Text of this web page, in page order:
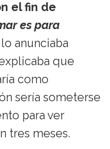
el fin de
es para
anunciaba
que
como
sería someterse
para ver
tres meses.